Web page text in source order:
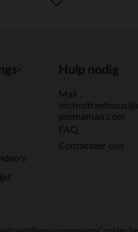
Hulp nodig
Mail :
premaman.com
FAQ
Contacteer ons